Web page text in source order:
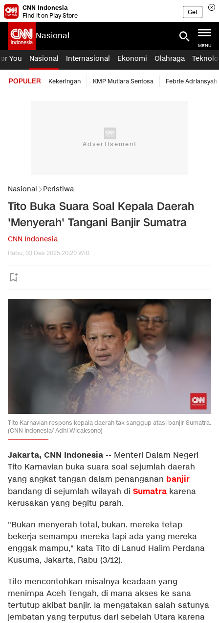
CNN Indonesia
Find it on Play Store
Get
Nasional
MENU
You Nasional Internasional Ekonomi Olahraga
POPULER Kekeringan KMP Mutiara Sentosa Febrie Adriansyah
Nasional Peristiwa
Tito Buka Suara Soal Kepala Daerah
'Menyerah' Tangani Banjir Sumatra
CNN Indonesia
Rabu, 03 Des 2025 20:20 WIB
Tito Karnavian respons kepala daerah tak sanggup atasi banjir Sumatra.
(CNN Indonesia/ Adhi Wicaksono)
Jakarta, CNN Indonesia -- Menteri Dalam Negeri
Tito Karnavian buka suara soal sejumlah daerah
yang angkat tangan dalam penanganan banjir
bandang di sejumlah wilayah di Sumatra karena
kerusakan yang begitu parah.
"Bukan menyerah total, bukan. mereka tetap
bekerja semampu mereka tapi ada yang mereka
enggak mampu," kata Tito di Lanud Halim Perdana
Kusuma, Jakarta, Rabu (3/12).
Tito mencontohkan misalnya keadaan yang
menimpa Aceh Tengah, di mana akses ke sana
tertutup akibat banjir. Ia mengatakan salah satunya
jembatan yang terputus dari sebelah Utara karena